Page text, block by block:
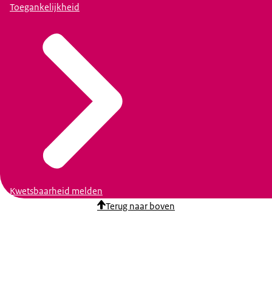
Toegankelijkheid
Kwetsbaarheid melden
Terug naar boven